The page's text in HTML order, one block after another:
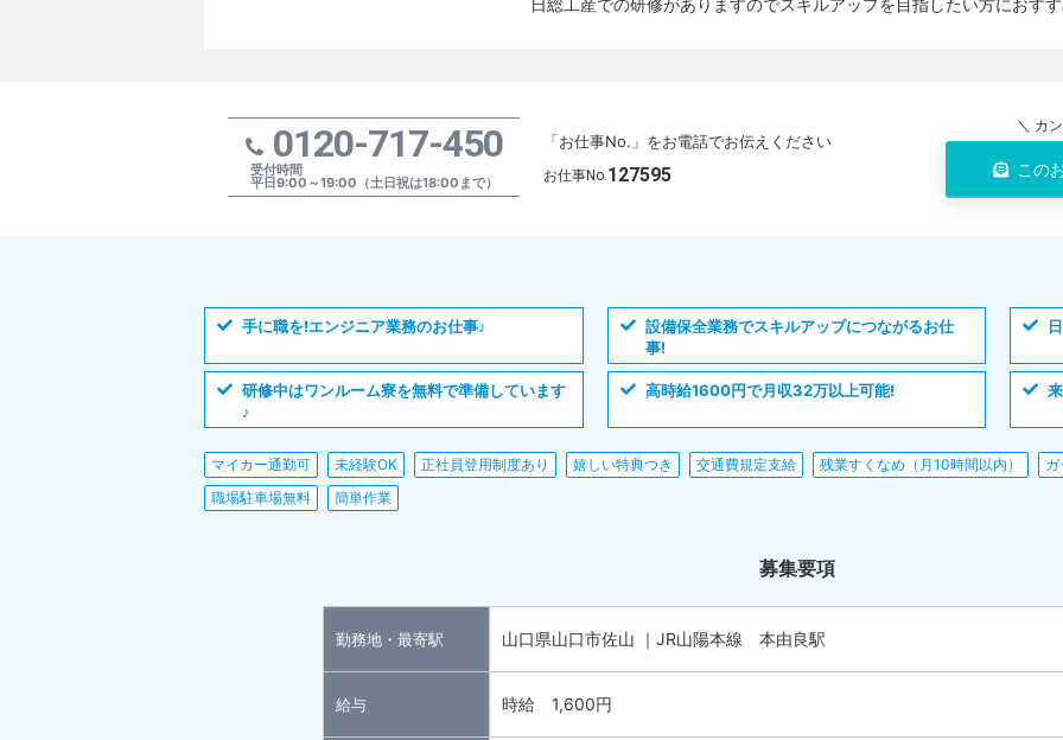
日総工産での研修がありますのでスキルアップを目指したい方におす
0120-717-450
受付時間
平日9:00～19:00（土日祝は18:00まで）
「お仕事No.」をお電話でお伝えください
お仕事No. 127595
＼ カ
この
手に職を!エンジニア業務のお仕事♪
設備保全業務でスキルアップにつながるお仕
事!
研修中はワンルーム寮を無料で準備しています
♪
高時給1600円で月収32万以上可能!
マイカー通勤可 未経験OK 正社員登用制度あり 嬉しい特典つき 交通費規定支給 残業すくなめ（月10時間以内）
職場駐車場無料
簡単作業
募集要項
勤務地・最寄駅 山口県山口市佐山 ｜JR山陽本線 本由良駅
給与 時給 1,600円